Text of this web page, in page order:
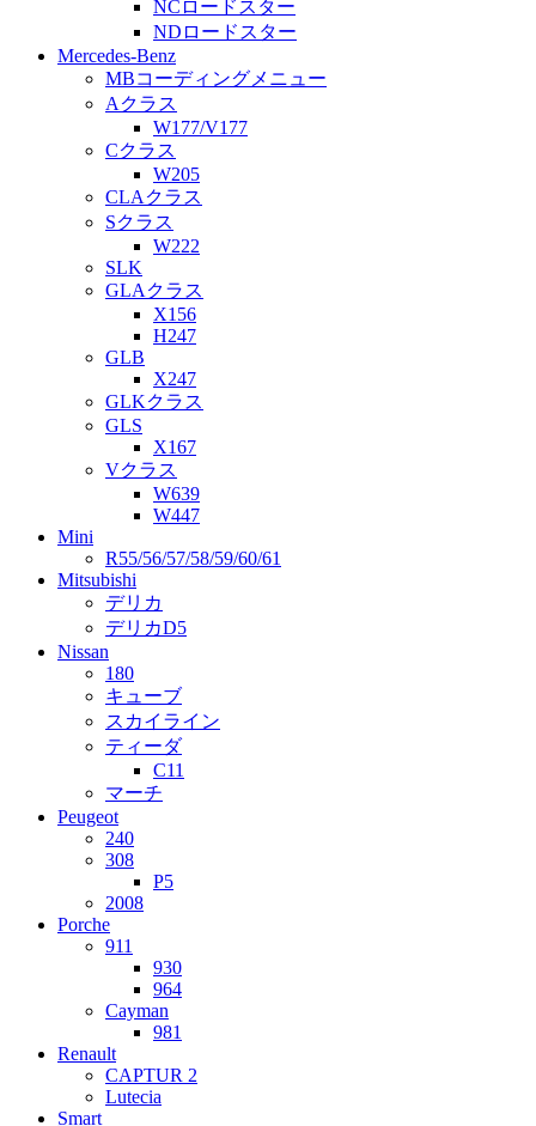
NCロードスター
NDロードスター
Mercedes-Benz
MBコーディングメニュー
Aクラス
W177/V177
Cクラス
W205
CLAクラス
Sクラス
W222
SLK
GLAクラス
X156
H247
GLB
X247
GLKクラス
GLS
X167
Vクラス
W639
W447
Mini
R55/56/57/58/59/60/61
Mitsubishi
デリカ
デリカD5
Nissan
180
キューブ
スカイライン
ティーダ
C11
マーチ
Peugeot
240
308
P5
2008
Porche
911
930
964
Cayman
981
Renault
CAPTUR 2
Lutecia
Smart